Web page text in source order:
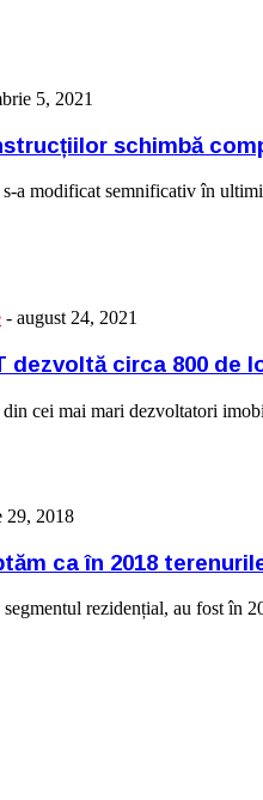
5, 2021
schimbă
a modificat semnificativ în
- august 24, 2021
dezvoltă circa 800
mai mari dezvoltatori
29, 2018
ca în 2018
rezidențial, au fost